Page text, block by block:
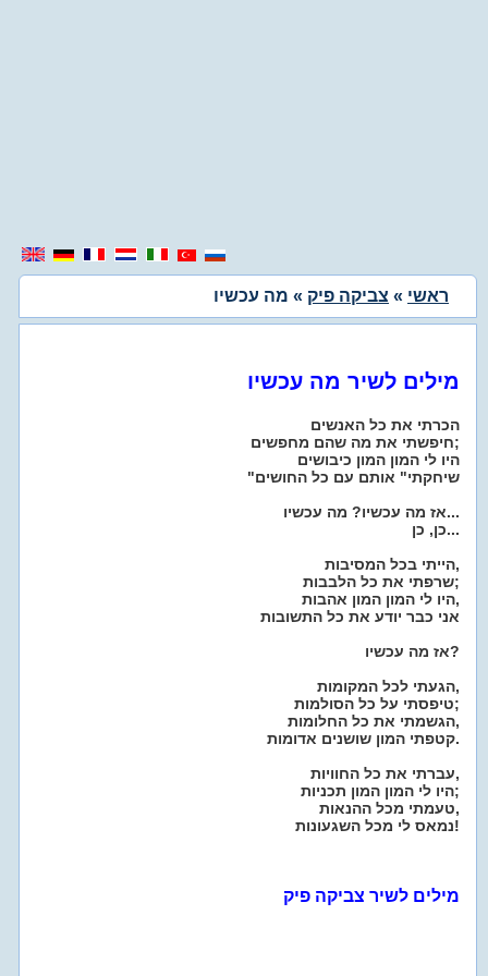
ראשי » צביקה פיק » מה עכשיו
מילים לשיר מה עכשיו
הכרתי את כל האנשים
חיפשתי את מה שהם מחפשים;
היו לי המון המון כיבושים
"שיחקתי" אותם עם כל החושים
אז מה עכשיו? מה עכשיו...
כן, כן...
הייתי בכל המסיבות,
שרפתי את כל הלבבות;
היו לי המון המון אהבות,
אני כבר יודע את כל התשובות
אז מה עכשיו?
הגעתי לכל המקומות,
טיפסתי על כל הסולמות;
הגשמתי את כל החלומות,
קטפתי המון שושנים אדומות.
עברתי את כל החוויות,
היו לי המון המון תכניות;
טעמתי מכל ההנאות,
נמאס לי מכל השגעונות!
מילים לשיר צביקה פיק